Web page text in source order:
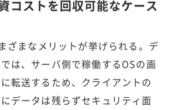
コストを回収可能なケース
ざまなメリットが挙げられる。デ
は、サーバ側で稼働するOSの画
転送するため、クライアントの
データは残らずセキュリティ面